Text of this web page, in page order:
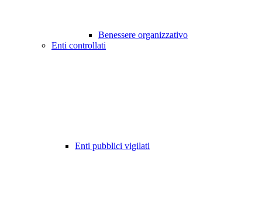
Benessere organizzativo
Enti controllati
Enti pubblici vigilati